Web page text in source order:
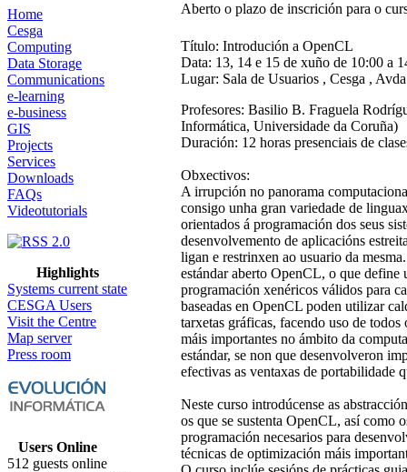
Home
Cesga
Computing
Data Storage
Communications
e-learning
e-business
GIS
Projects
Services
Downloads
FAQs
Videotutorials
Highlights
Systems current state
CESGA Users
Visit the Centre
Map server
Press room
Users Online
512 guests online
Aberto o plazo de inscrición para o
Título: Introdución a OpenCL
Data: 13, 14 e 15 de xuño de 10:00 a
Lugar: Sala de Usuarios , Cesga ,
Profesores: Basilio B. Fraguela
Informática, Universidade da Coruña)
Duración: 12 horas presenciais de
Obxectivos:
A irrupción no panorama
consigo unha gran variedade de
orientados á programación dos seus
desenvolvemento de aplicacións
ligan e restrinxen ao usuario da
estándar aberto OpenCL, o que define
programación xenéricos válidos para
baseadas en OpenCL poden utilizar
tarxetas gráficas, facendo uso de
máis importantes no ámbito da
estándar, se non que desenvolveron
efectivas as ventaxas de portabilidade
Neste curso introdúcense as
os que se sustenta OpenCL, así como
programación necesarios para
técnicas de optimización máis